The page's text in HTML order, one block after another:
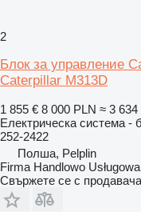
2
Блок за управление
Caterpillar M313D
1 855 € 8 000 PLN ≈ 3 634
Електрическа система -
252-2422
Полша, Pelplin
Firma Handlowo
Свържете се с продавача